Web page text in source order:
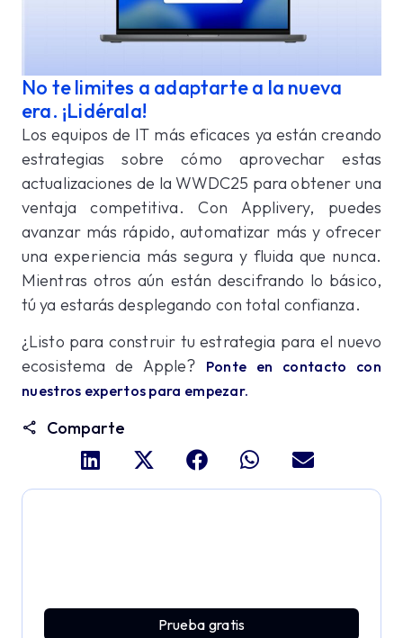
No te limites a adaptarte a la nueva
era. ¡Lidérala!
Los equipos de IT más eficaces ya están creando
estrategias sobre cómo aprovechar estas
actualizaciones de la WWDC25 para obtener una
ventaja competitiva. Con Applivery, puedes
avanzar más rápido, automatizar más y ofrecer
una experiencia más segura y fluida que nunca.
Mientras otros aún están descifrando lo básico,
tú ya estarás desplegando con total confianza.
¿Listo para construir tu estrategia para el nuevo
ecosistema de Apple?
Ponte en contacto con
nuestros expertos para empezar.
Comparte
Prueba gratis